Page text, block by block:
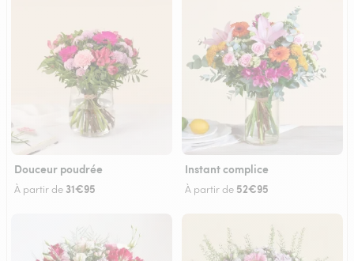
Douceur poudrée
À partir de 31€95
Instant complice
À partir de 52€95